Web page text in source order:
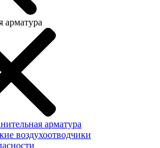
арматура
арматура
воздухоотводчики